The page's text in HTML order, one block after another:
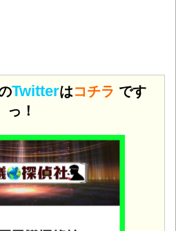
Twitterはコチラ です
っ！